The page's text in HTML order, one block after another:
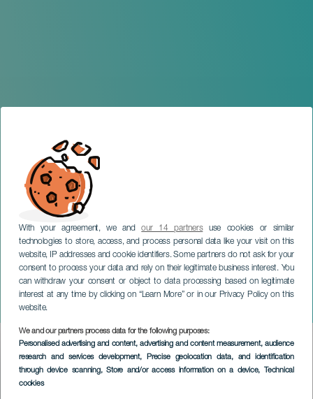
With your agreement, we andour 14 partnersuse cookies or similar
technologies to store, access, and process personal data like your visit on this
website, IP addresses and cookie identifiers. Some partners do not ask for your
consent to process your data and rely on their legitimate business interest. You
can withdraw your consent or object to data processing based on legitimate
interest at any time by clicking on “Learn More” or in our Privacy Policy on this
website.
We and our partners process data for the following purposes:
Personalised advertising and content, advertising and content measurement, audience
research and services development, Precise geolocation data, and identification
through device scanning, Store and/or access information on a device, Technical
cookies
Eclipse total de Luna
LA GRACIOSA
Imagen
Listado